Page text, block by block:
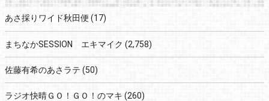
あさ採りワイド秋田便 (17)
まちなかSESSION エキマイク (2,758)
佐藤有希のあさラテ (50)
ラジオ快晴ＧＯ！ＧＯ！のマキ (260)